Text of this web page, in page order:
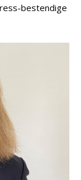
bestendige